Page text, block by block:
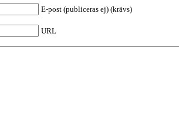
E-post (publiceras ej) (krävs)
URL